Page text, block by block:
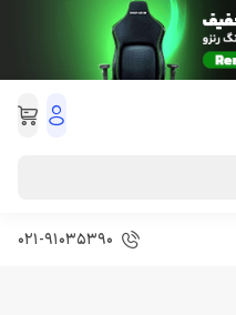
021-91035390